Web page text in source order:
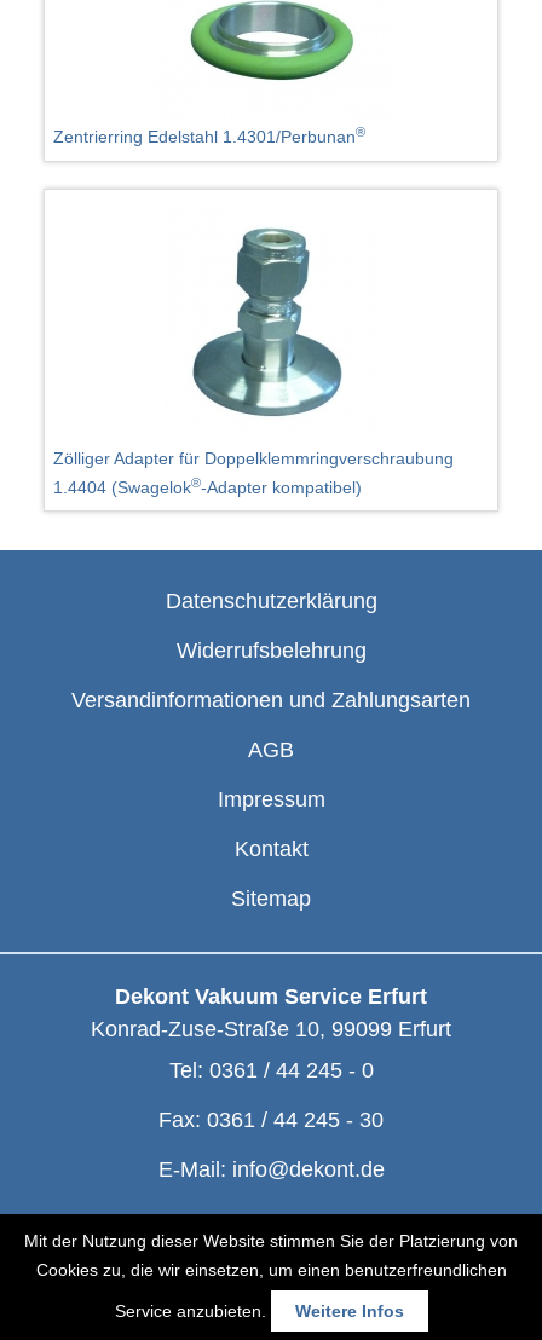
Mit der Nutzung dieser Website stimmen Sie der Platzierung von
Cookies zu, die wir einsetzen, um einen benutzerfreundlichen
Service anzubieten. Weitere Infos
Zentrierring Edelstahl 1.4301/Perbunan®
Zölliger Adapter für Doppelklemmringverschraubung
1.4404 (Swagelok®-Adapter kompatibel)
Datenschutzerklärung
Widerrufsbelehrung
Versandinformationen und Zahlungsarten
AGB
Impressum
Kontakt
Sitemap
Dekont Vakuum Service Erfurt
Konrad-Zuse-Straße 10, 99099 Erfurt
Tel: 0361 / 44 245 - 0
Fax: 0361 / 44 245 - 30
E-Mail: info@dekont.de
© Dekont 1991 - 2026